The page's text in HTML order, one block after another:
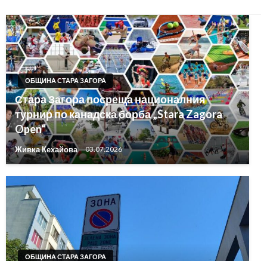
ОБЩИНА СТАРА ЗАГОРА
Стара Загора посреща националния
турнир по канадска борба „Stara Zagora
Open“
Живка Кехайова 03.07.2026
ОБЩИНА СТАРА ЗАГОРА